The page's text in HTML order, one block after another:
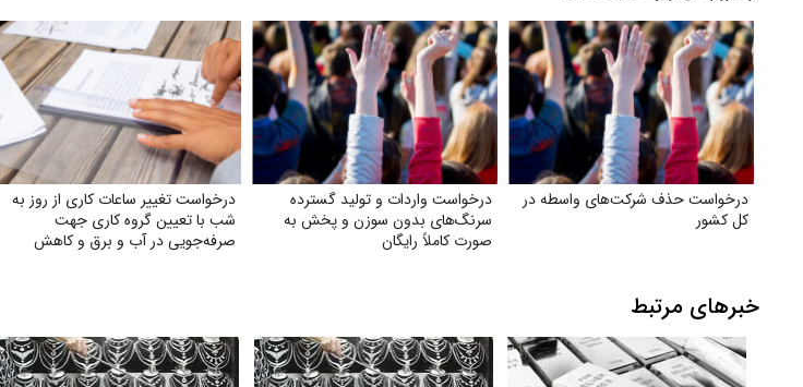
درخواست حذف شرکت‌های واسطه در
کل کشور
درخواست واردات و تولید گسترده
سرنگ‌های بدون سوزن و پخش به
صورت کاملاً رایگان
درخواست تغییر ساعات کاری از روز به
شب با تعیین گروه کاری جهت
صرفه‌جویی در آب و برق و کاهش
خبرهای مرتبط